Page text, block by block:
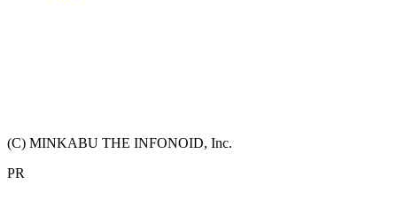
(C) MINKABU THE INFONOID, Inc.
PR